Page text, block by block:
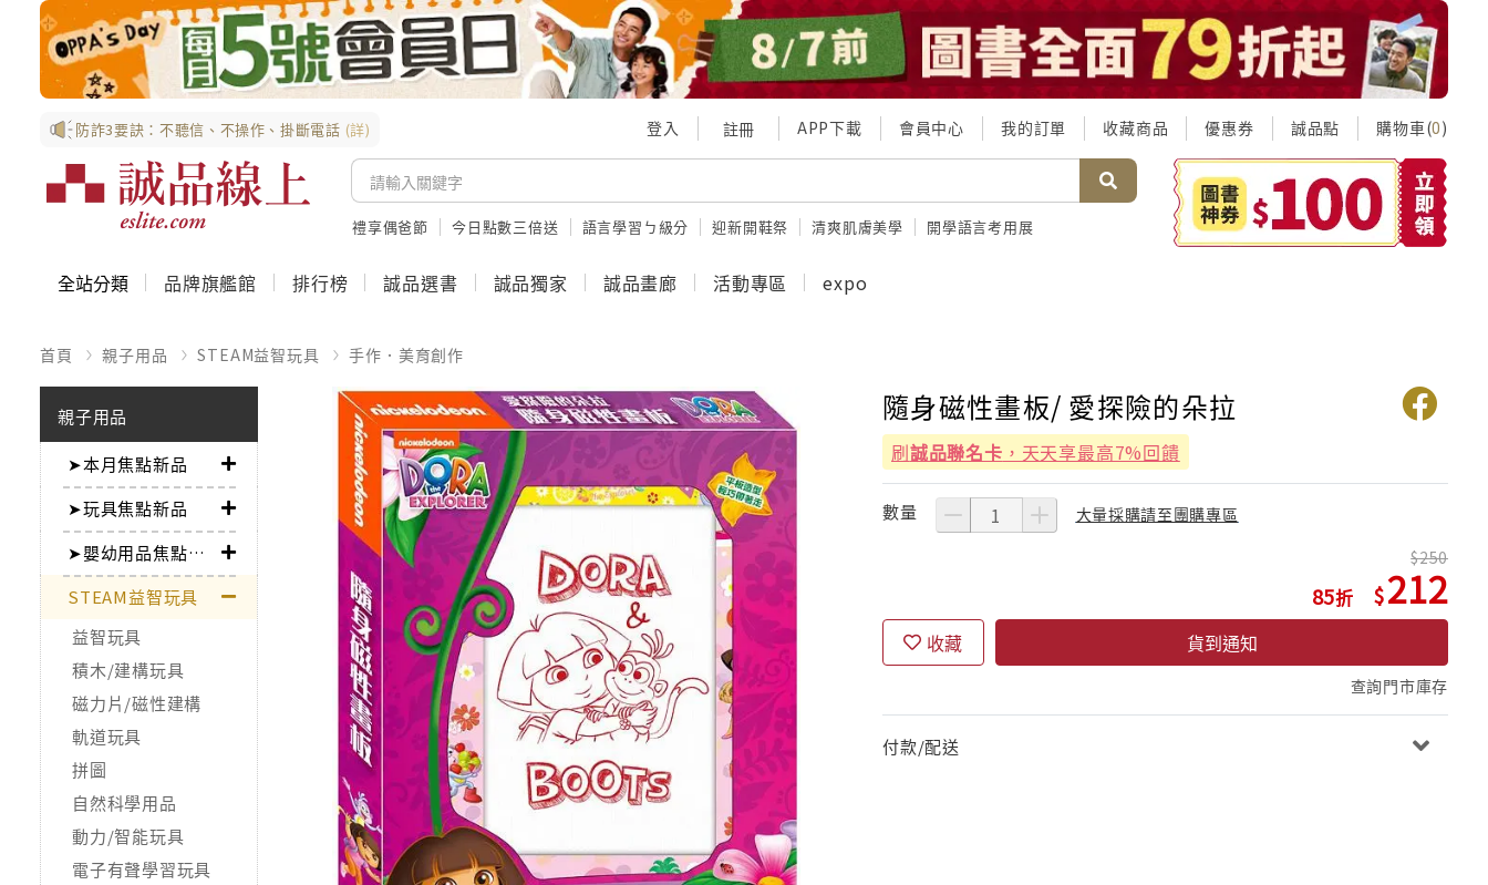
防詐3要訣：不聽信、不操作、掛斷電話 (詳) 登入 註冊 APP下載 會員中心 我的訂單 收藏商品 優惠券 誠品點 購物車(0)
禮享偶爸節 今日點數三倍送 語言學習ㄅ級分 迎新開鞋祭 清爽肌膚美學 開學語言考用展
全站分類 品牌旗艦館 排行榜 誠品選書 誠品獨家 誠品畫廊 活動專區 expo
首頁 親子用品 STEAM益智玩具 手作．美育創作
親子用品
➤本月焦點新品
➤玩具焦點新品
➤嬰幼用品焦點新品
STEAM益智玩具
益智玩具
積木/建構玩具
磁力片/磁性建構
軌道玩具
拼圖
自然科學用品
動力/智能玩具
電子有聲學習玩具
隨身磁性畫板/ 愛探險的朵拉
刷誠品聯名卡 ，天天享最高7%回饋
數量 大量採購請至團購專區
85
250
212
收藏 貨到通知
查詢門市庫存
付款/配送